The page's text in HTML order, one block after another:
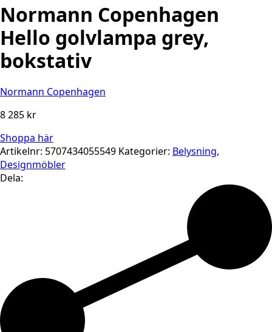
Normann Copenhagen
Hello golvlampa grey,
bokstativ
Normann Copenhagen
8 285 kr
Shoppa här
Artikelnr: 5707434055549 Kategorier: Belysning,
Designmöbler
Dela: